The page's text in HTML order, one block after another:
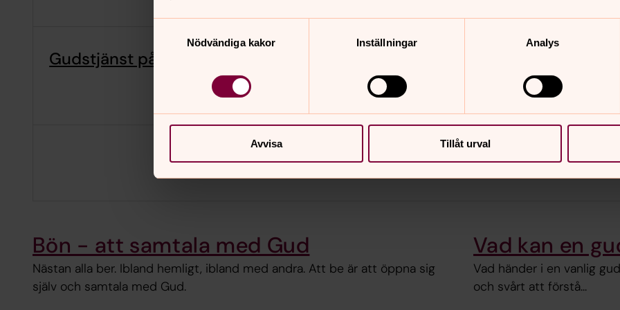
Nödvändiga kakor
Inställningar Analys
Avvisa Tillåt urval
Gudstjänst på Sälsundet 225
Sälsundet 225
Eva Stenström
Musiker Birgitta Urbán
Visa fler händelser
Bön - att samtala med Gud
Nästan alla ber. Ibland hemligt, ibland med andra. Att be är att öppna sig
själv och samtala med Gud.
Vad kan en
Vad händer i en vanlig
och svårt att förstå...